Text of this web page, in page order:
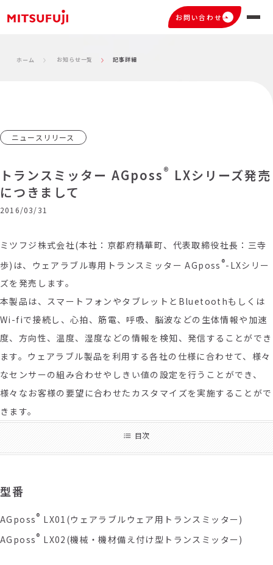
お問い合わせ
ホーム お知らせ一覧 記事詳細
ニュースリリース
トランスミッター AGposs® LXシリーズ発売
につきまして
2016/03/31
ミツフジ株式会社(本社：京都府精華町、代表取締役社長：三寺
歩)は、ウェアラブル専用トランスミッター AGposs ®-LXシリー
ズを発売します。
本製品は、スマートフォンやタブレットとBluetoothもしくは
Wi-fiで接続し、心拍、筋電、呼吸、脳波などの生体情報や加速
度、方向性、温度、湿度などの情報を検知、発信することができ
ます。ウェアラブル製品を利用する各社の仕様に合わせて、様々
なセンサーの組み合わせやしきい値の設定を行うことができ、
様々なお客様の要望に合わせたカスタマイズを実施することがで
きます。
目次
型番
AGposs® LX01(ウェアラブルウェア用トランスミッター)
AGposs® LX02(機械・機材備え付け型トランスミッター)